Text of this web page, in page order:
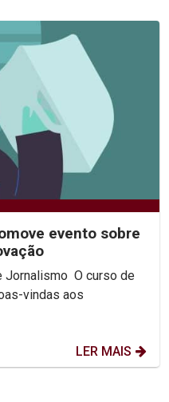
evento sobre
O curso de
vindas aos
LER MAIS